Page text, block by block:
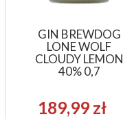
GIN BREWDOG
LONE WOLF
CLOUDY LEMON
40% 0,7
189,99 zł